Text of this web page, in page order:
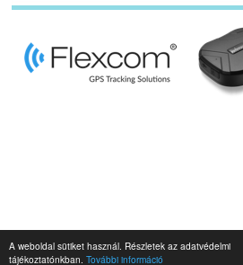
A weboldal sütiket használ. Részletek az adatvédelmi
tájékoztatónkban. További információNapidroid.hu 2019